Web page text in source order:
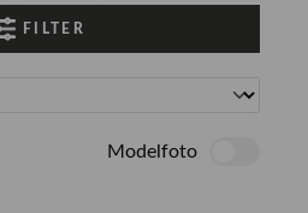
FILTER
Modelfoto